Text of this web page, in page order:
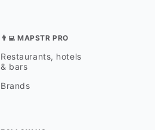
👨‍💻 MAPSTR PRO
Restaurants, hotels
& bars
Brands